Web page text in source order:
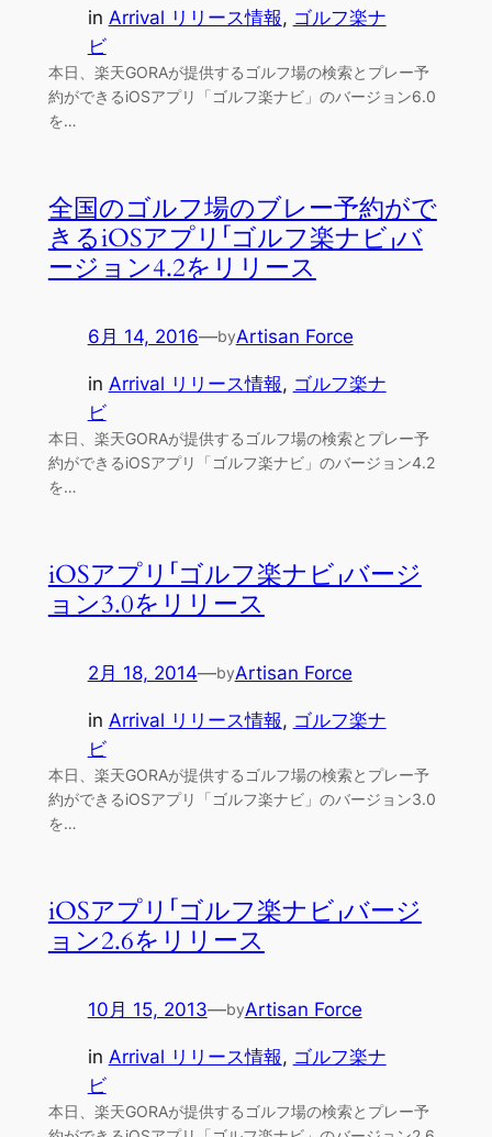
in Arrival リリース情報, ゴルフ楽ナ
ビ
本日、楽天GORAが提供するゴルフ場の検索とプレー予
約ができるiOSアプリ「ゴルフ楽ナビ」のバージョン6.0
を…
全国のゴルフ場のブレー予約がで
きるiOSアプリ「ゴルフ楽ナビ」バ
ージョン4.2をリリース
6月 14, 2016—byArtisan Force
in Arrival リリース情報, ゴルフ楽ナ
ビ
本日、楽天GORAが提供するゴルフ場の検索とプレー予
約ができるiOSアプリ「ゴルフ楽ナビ」のバージョン4.2
を…
iOSアプリ「ゴルフ楽ナビ」バージ
ョン3.0をリリース
2月 18, 2014—byArtisan Force
in Arrival リリース情報, ゴルフ楽ナ
ビ
本日、楽天GORAが提供するゴルフ場の検索とプレー予
約ができるiOSアプリ「ゴルフ楽ナビ」のバージョン3.0
を…
iOSアプリ「ゴルフ楽ナビ」バージ
ョン2.6をリリース
10月 15, 2013—byArtisan Force
in Arrival リリース情報, ゴルフ楽ナ
ビ
本日、楽天GORAが提供するゴルフ場の検索とプレー予